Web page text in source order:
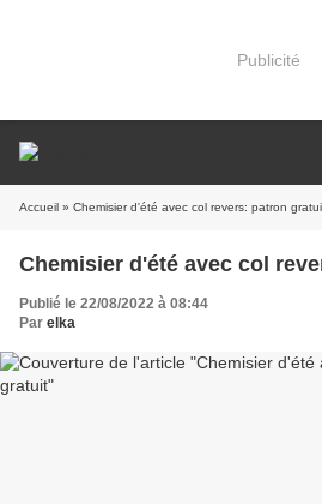
Publicité
Accueil » Chemisier d'été avec col revers: patron
Chemisier d'été avec col
Publié le 22/08/2022 à 08:44
Par elka